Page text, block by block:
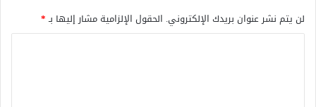
لن يتم نشر عنوان بريدك الإلكتروني. الحقول الإلزامية مشار إليها بـ*